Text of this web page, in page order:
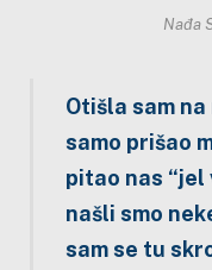
Nađa
Otišla sam
samo prišao
pitao nas “jel
našli smo
sam se tu